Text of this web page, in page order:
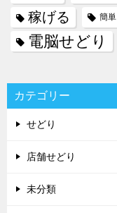
稼げる 簡単
電脳せどり
カテゴリー
せどり
店舗せどり
未分類